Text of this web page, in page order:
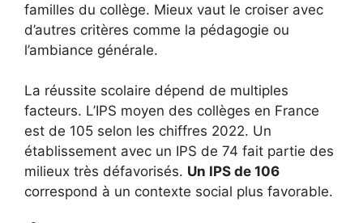
familles du collège. Mieux vaut le croiser avec
d’autres critères comme la pédagogie ou
l’ambiance générale.
La réussite scolaire dépend de multiples
facteurs. L’IPS moyen des collèges en France
est de 105 selon les chiffres 2022. Un
établissement avec un IPS de 74 fait partie des
milieux très défavorisés. Un IPS de 106
correspond à un contexte social plus favorable.